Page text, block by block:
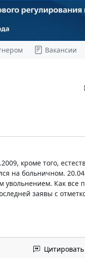
Вакансии
кроме того,
на больничном.
увольнением. Как все
заявы с